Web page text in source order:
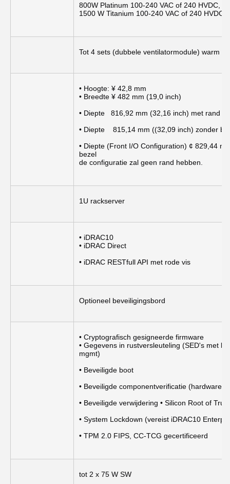
800W Platinum 100-240 VAC of 240 HVDC,
1500 W Titanium 100-240 VAC of 240 HVDC,
Tot 4 sets (dubbele ventilatormodule) warm
• Hoogte: ¥ 42,8 mm
• Breedte ¥ 482 mm (19,0 inch)
• Diepte   816,92 mm (32,16 inch) met rand
• Diepte    815,14 mm ((32,09 inch) zonder
• Diepte (Front I/O Configuration) ¢ 829,44
bezel
de configuratie zal geen rand hebben.
1U rackserver
• iDRAC10
• iDRAC Direct
• iDRAC RESTfull API met rode vis
Optioneel beveiligingsbord
• Cryptografisch gesigneerde firmware
• Gegevens in rustversleuteling (SED's met
mgmt)
• Beveiligde boot
• Beveiligde componentverificatie (hardware-
• Beveiligde verwijdering • Silicon Root of Trust
• System Lockdown (vereist iDRAC10
• TPM 2.0 FIPS, CC-TCG gecertificeerd
tot 2 x 75 W SW